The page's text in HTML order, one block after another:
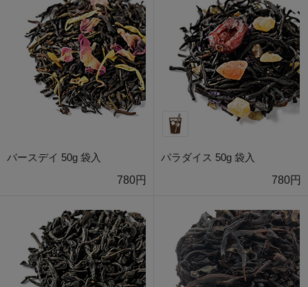
バースデイ 50g 袋入
780円
パラダイス 50g 袋入
780円